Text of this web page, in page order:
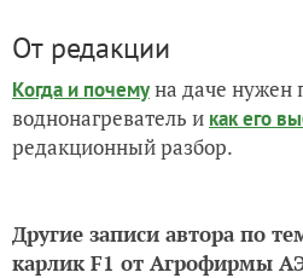
От редакции
Когда и почемуна даче нужен
воднонагреватель и как его
редакционный разбор.
Другие записи автора по
карлик F1 от Агрофирмы